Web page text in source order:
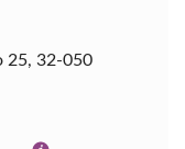
25, 32-050